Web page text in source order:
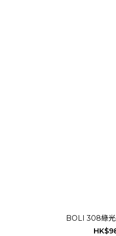
BOLI 308綠光